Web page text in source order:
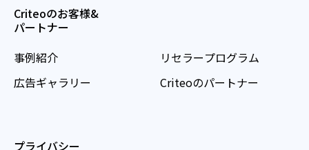
Criteoのお客様&
パートナー
事例紹介
広告ギャラリー
リセラープログラム
Criteoのパートナー
プライバシー